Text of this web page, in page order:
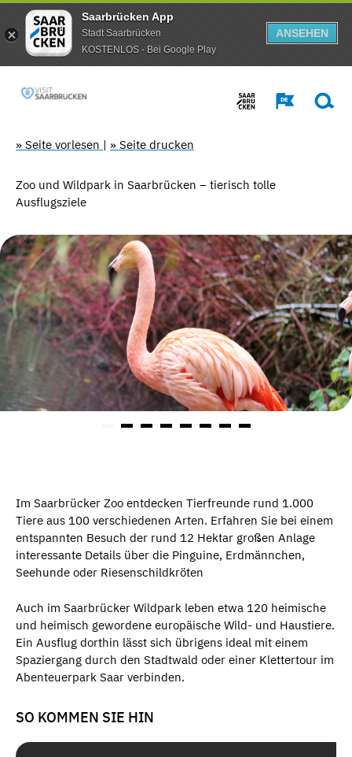
Saarbrücken App
Stadt Saarbrücken
KOSTENLOS - Bei Google Play
ANSEHEN
» Seite vorlesen | » Seite drucken
Zoo und Wildpark in Saarbrücken – tierisch tolle
Ausflugsziele
Im Saarbrücker Zoo entdecken Tierfreunde rund 1.000
Tiere aus 100 verschiedenen Arten. Erfahren Sie bei einem
entspannten Besuch der rund 12 Hektar großen Anlage
interessante Details über die Pinguine, Erdmännchen,
Seehunde oder Riesenschildkröten
Auch im Saarbrücker Wildpark leben etwa 120 heimische
und heimisch gewordene europäische Wild- und Haustiere.
Ein Ausflug dorthin lässt sich übrigens ideal mit einem
Spaziergang durch den Stadtwald oder einer Klettertour im
Abenteuerpark Saar verbinden.
SO KOMMEN SIE HIN